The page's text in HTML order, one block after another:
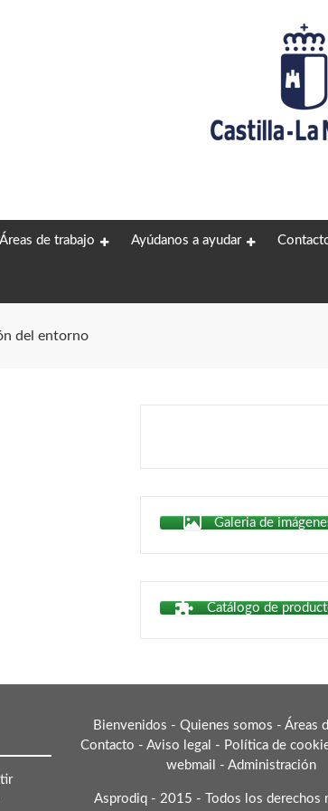
Áreas de trabajo Ayúdanos a ayudar
del entorno
Galeria de
Catálogo de
Bienvenidos - Quienes somos - Áreas
Contacto - Aviso legal - Política de
webmail
- Administración
Asprodiq - 2015 - Todos los derechos